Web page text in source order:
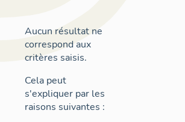
Aucun résultat ne
correspond aux
critères saisis.
Cela peut
s'expliquer par les
raisons suivantes :